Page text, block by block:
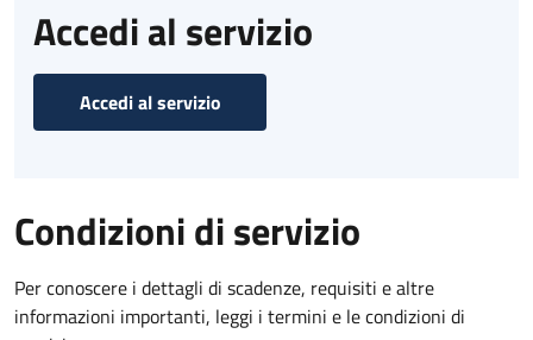
Accedi al servizio
Accedi al servizio
Condizioni di servizio
Per conoscere i dettagli di scadenze, requisiti e altre
informazioni importanti, leggi i termini e le condizioni di